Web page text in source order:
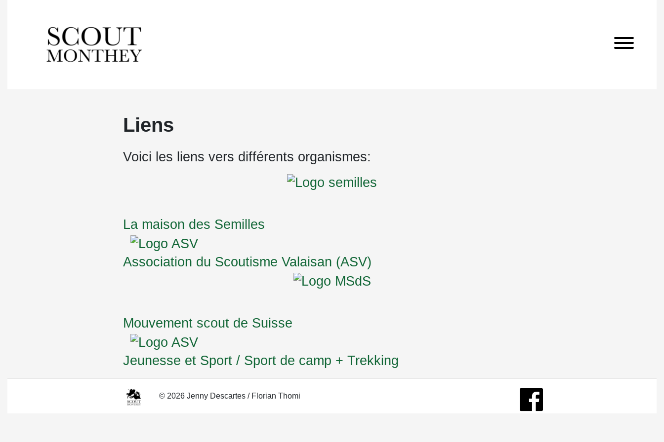
Liens
Voici les liens vers différents organismes:
La maison des Semilles
Association du Scoutisme Valaisan (ASV)
Mouvement scout de Suisse
Jeunesse et Sport / Sport de camp + Trekking
© 2026 Jenny Descartes / Florian Thomi